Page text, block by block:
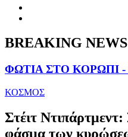
BREAKING NEWS
ΦΩΤΙΑ ΣΤΟ ΚΟΡΩΠΙ -
ΚΟΣΜΟΣ
Στέιτ Ντιπάρτμεντ:
φάσμα των